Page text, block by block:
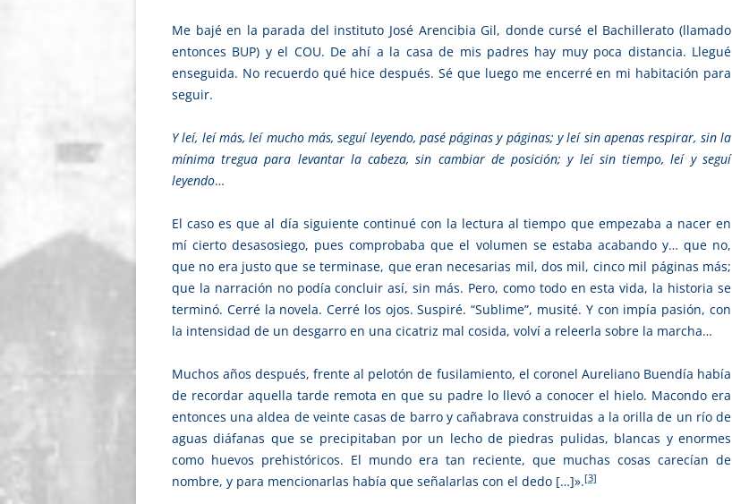
Me bajé en la parada del instituto José Arencibia Gil, donde cursé el Bachillerato (llamado
entonces BUP) y el COU. De ahí a la casa de mis padres hay muy poca distancia. Llegué
enseguida. No recuerdo qué hice después. Sé que luego me encerré en mi habitación para
seguir.
Y leí, leí más, leí mucho más, seguí leyendo, pasé páginas y páginas; y leí sin apenas respirar, sin la
mínima tregua para levantar la cabeza, sin cambiar de posición; y leí sin tiempo, leí y seguí
leyendo…
El caso es que al día siguiente continué con la lectura al tiempo que empezaba a nacer en
mí cierto desasosiego, pues comprobaba que el volumen se estaba acabando y… que no,
que no era justo que se terminase, que eran necesarias mil, dos mil, cinco mil páginas más;
que la narración no podía concluir así, sin más. Pero, como todo en esta vida, la historia se
terminó. Cerré la novela. Cerré los ojos. Suspiré. “Sublime”, musité. Y con impía pasión, con
la intensidad de un desgarro en una cicatriz mal cosida, volví a releerla sobre la marcha…
Muchos años después, frente al pelotón de fusilamiento, el coronel Aureliano Buendía había
de recordar aquella tarde remota en que su padre lo llevó a conocer el hielo. Macondo era
entonces una aldea de veinte casas de barro y cañabrava construidas a la orilla de un río de
aguas diáfanas que se precipitaban por un lecho de piedras pulidas, blancas y enormes
como huevos prehistóricos. El mundo era tan reciente, que muchas cosas carecían de
nombre, y para mencionarlas había que señalarlas con el dedo […]».[3]